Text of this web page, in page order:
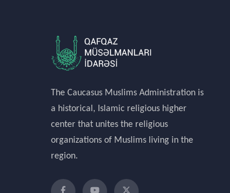
The Caucasus Muslims Administration is
a historical, Islamic religious higher
center that unites the religious
organizations of Muslims living in the
region.